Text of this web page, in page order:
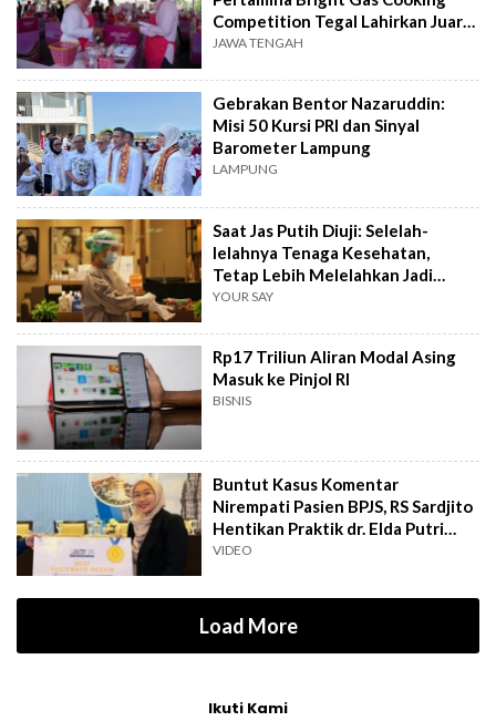
Competition Tegal Lahirkan Juara
Baru
JAWA TENGAH
Gebrakan Bentor Nazaruddin:
Misi 50 Kursi PRI dan Sinyal
Barometer Lampung
LAMPUNG
Saat Jas Putih Diuji: Selelah-
lelahnya Tenaga Kesehatan,
Tetap Lebih Melelahkan Jadi
Pasien
YOUR SAY
Rp17 Triliun Aliran Modal Asing
Masuk ke Pinjol RI
BISNIS
Buntut Kasus Komentar
Nirempati Pasien BPJS, RS Sardjito
Hentikan Praktik dr. Elda Putri
Rahard
VIDEO
Load More
Ikuti Kami